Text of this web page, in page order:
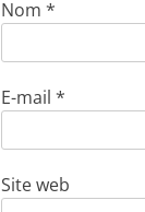
Nom *
E-mail *
Site web